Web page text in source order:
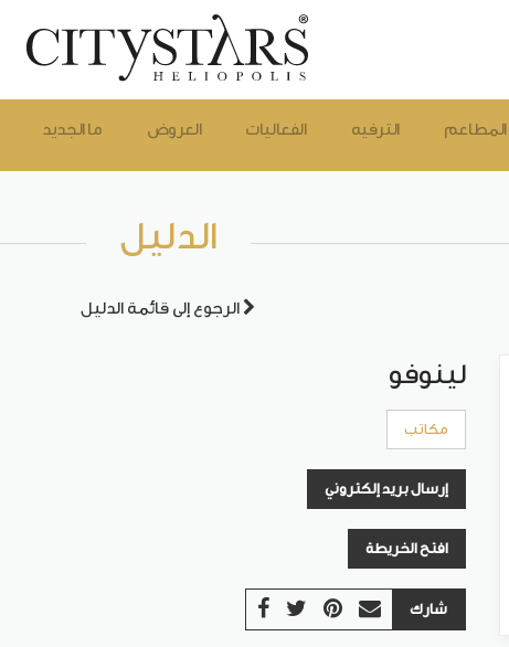
ما الجديد العروض الفعاليات الترفيه المطاعم
الدليل
الرجوع إلى قائمة الدليل
لينوفو
مكاتب
إرسال بريد إلكتروني
افتح الخريطة
شارك